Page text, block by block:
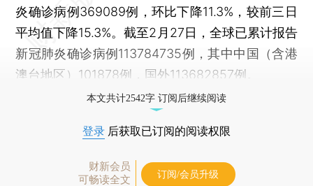
炎确诊病例369089例，环比下降11.3%，较前三日
平均值下降15.3%。截至2月27日，全球已累计报告
新冠肺炎确诊病例113784735例，其中中国（含港
澳台地区）101878例，国外113682857例。
本文共计2542字 订阅后继续阅读
登录 后获取已订阅的阅读权限
财新会员
可畅读全文
订阅/会员升级